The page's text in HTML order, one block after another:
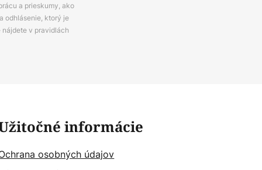
a prieskumy, ako
odhlásenie, ktorý je
v pravidlách
informácie
osobných údajov